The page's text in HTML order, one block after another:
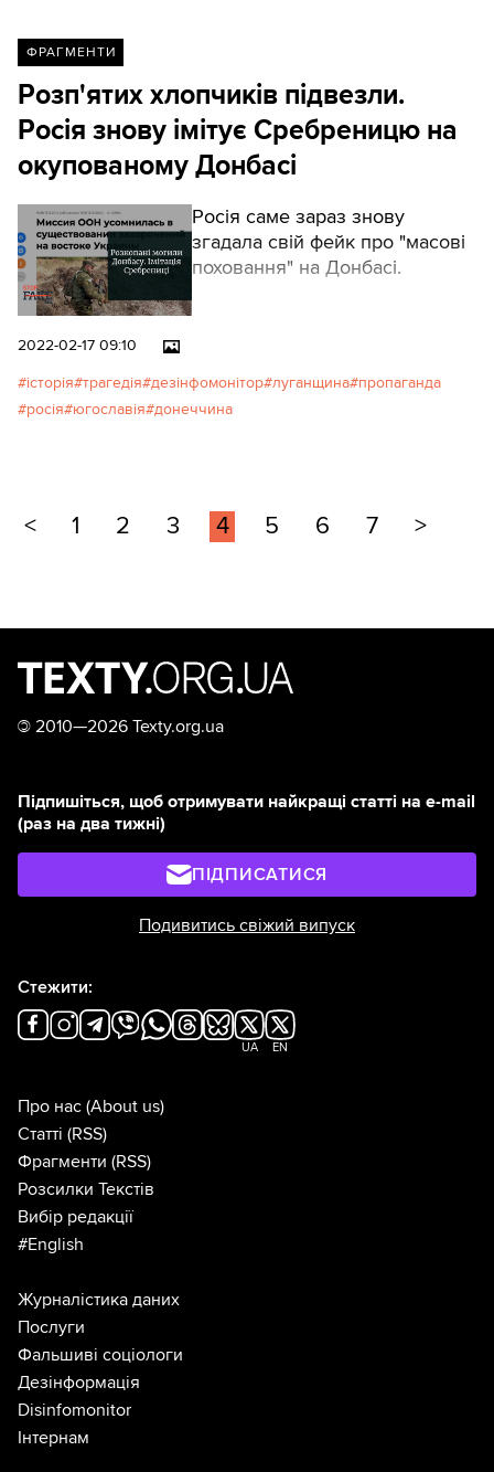
ФРАГМЕНТИ
Розп'ятих хлопчиків підвезли.
Росія знову імітує Сребреницю на
окупованому Донбасі
Росія саме зараз знову
згадала свій фейк про "масові
поховання" на Донбасі.
2022-02-17 09:10
історія трагедія дезінфомонітор луганщина пропаганда
росія югославія донеччина
< 1 2 3 4 5 6 7 >
© 2010—2026 Texty.org.ua
Підпишіться, щоб отримувати найкращі статті на e-mail
(раз на два тижні)
ПІДПИСАТИСЯ
Подивитись свіжий випуск
Стежити:
UA EN
Про нас (About us)
Статті (RSS)
Фрагменти (RSS)
Розсилки Текстів
Вибір редакції
#English
Журналістика даних
Послуги
Фальшиві соціологи
Дезінформація
Disinfomonitor
Інтернам